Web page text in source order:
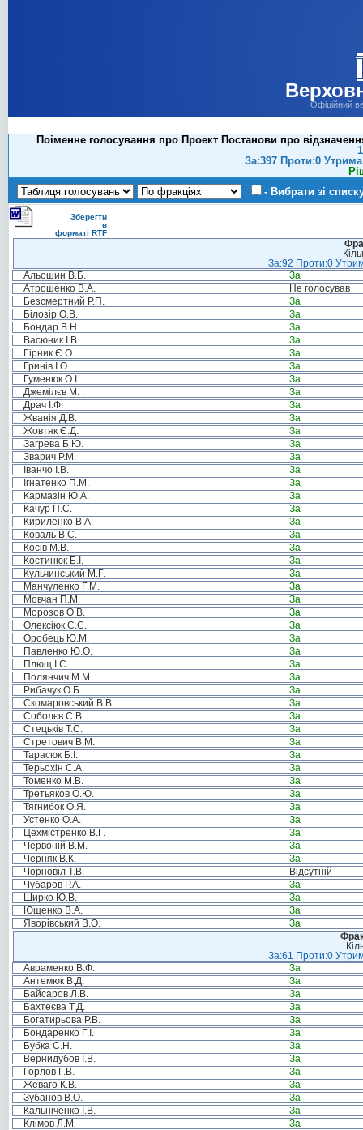
Офіційний
Поіменне голосування про Проект Постанови про
За:397 Проти:0
- Вибрати зі
Зберегти
в
форматі RTF
За:92 Проти:0
Альошин В.Б.
За
Атрошенко В.А.
Не голосував
Безсмертний Р.П.
За
Білозір О.В.
За
Бондар В.Н.
За
Васюник І.В.
За
Гірник Є.О.
За
Гринів І.О.
За
Гуменюк О.І.
За
Джемілєв М. .
За
Драч І.Ф.
За
Жванія Д.В.
За
Жовтяк Є.Д.
За
Загрева Б.Ю.
За
Зварич Р.М.
За
Іванчо І.В.
За
Ігнатенко П.М.
За
Кармазін Ю.А.
За
Качур П.С.
За
Кириленко В.А.
За
Коваль В.С.
За
Косів М.В.
За
Костинюк Б.І.
За
Кульчинський М.Г.
За
Манчуленко Г.М.
За
Мовчан П.М.
За
Морозов О.В.
За
Олексіюк С.С.
За
Оробець Ю.М.
За
Павленко Ю.О.
За
Плющ І.С.
За
Полянчич М.М.
За
Рибачук О.Б.
За
Скомаровський В.В.
За
Соболєв С.В.
За
Стецьків Т.С.
За
Стретович В.М.
За
Тарасюк Б.І.
За
Терьохін С.А.
За
Томенко М.В.
За
Третьяков О.Ю.
За
Тягнибок О.Я.
За
Устенко О.А.
За
Цехмістренко В.Г.
За
Червоній В.М.
За
Черняк В.К.
За
Чорновіл Т.В.
Відсутній
Чубаров Р.А.
За
Ширко Ю.В.
За
Ющенко В.А.
За
Яворівський В.О.
За
За:61 Проти:0
Авраменко В.Ф.
За
Антемюк В.Д.
За
Байсаров Л.В.
За
Бахтеєва Т.Д.
За
Богатирьова Р.В.
За
Бондаренко Г.І.
За
Бубка С.Н.
За
Вернидубов І.В.
За
Горлов Г.В.
За
Жеваго К.В.
За
Зубанов В.О.
За
Кальніченко І.В.
За
Клімов Л.М.
За